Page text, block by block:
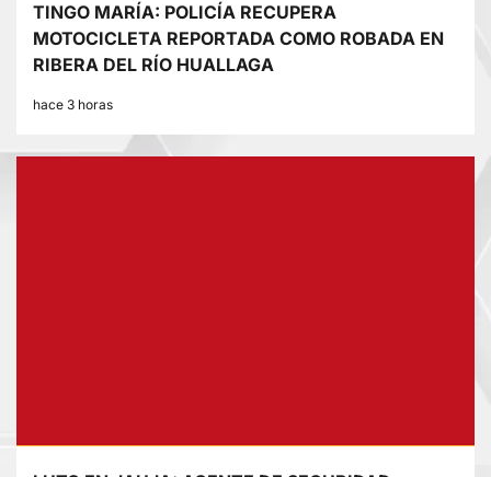
TINGO MARÍA: POLICÍA RECUPERA
MOTOCICLETA REPORTADA COMO ROBADA EN
RIBERA DEL RÍO HUALLAGA
hace 3 horas